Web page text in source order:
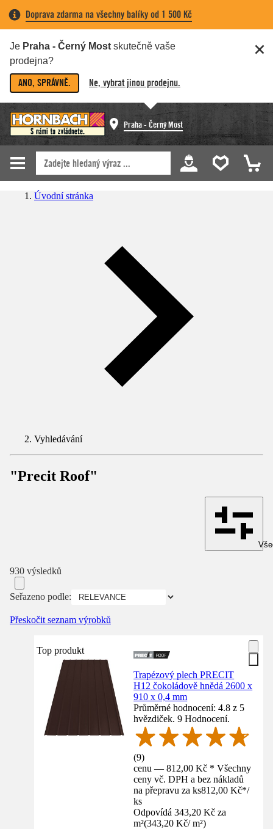
Doprava zdarma na všechny balíky od 1 500 Kč
Je Praha - Černý Most skutečně vaše
prodejna?
ANO, SPRÁVNĚ. Ne, vybrat jinou prodejnu.
Praha - Černý Most
Úvodní stránka
Vyhledávání
"Precit Roof"
930 výsledků
Seřazeno podle:
Přeskočit seznam výrobků
Top produkt
Trapézový plech PRECIT
H12 čokoládově hnědá 2600 x
910 x 0,4 mm
Průměrné hodnocení: 4.8 z 5
hvězdiček. 9 Hodnocení.
(9)
cenu — 812,00 Kč * Všechny
ceny vč. DPH a bez nákladů
na přepravu za ks812,00 Kč*/
ks
Odpovídá 343,20 Kč za
m²(343,20 Kč/ m²)